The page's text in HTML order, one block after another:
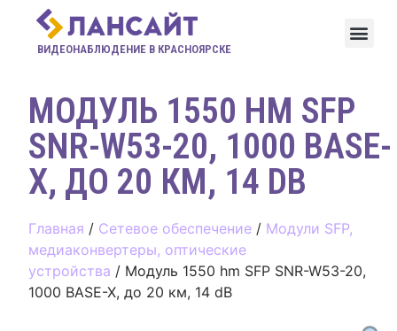
ВИДЕОНАБЛЮДЕНИЕ В КРАСНОЯРСКЕ
МОДУЛЬ 1550 HM SFP
SNR-W53-20, 1000 BASE-
X, ДО 20 КМ, 14 DB
Главная / Сетевое обеспечение / Модули SFP,
медиаконвертеры, оптические
устройства / Модуль 1550 hm SFP SNR-W53-20,
1000 BASE-X, до 20 км, 14 dB